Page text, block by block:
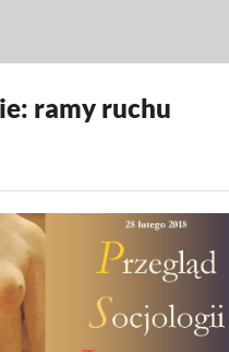
ramy ruchu